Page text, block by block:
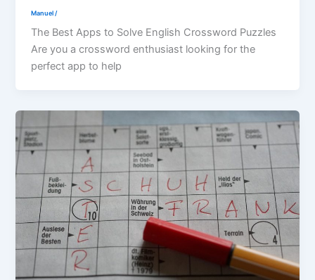
Manuel/
The Best Apps to Solve English Crossword Puzzles
Are you a crossword enthusiast looking for the
perfect app to help